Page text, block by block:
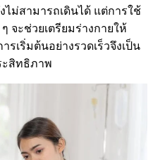
ไม่สามารถเดินได้ แต่การใช้
จะช่วยเตรียมร่างกายให้
เริ่มต้นอย่างรวดเร็วจึงเป็น
สิทธิภาพ